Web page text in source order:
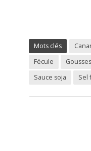
Mots clés
Fécule
Sauce soja
Sel